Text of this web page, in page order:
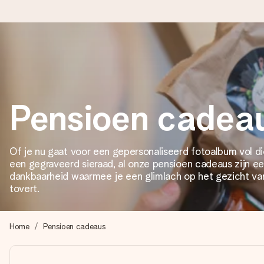
Voor 16:00 besteld, vandaag verzonden
We maken jouw cadeau met zorg en zorgen dat het
4,8 (gebaseerd op +8.000 reviews)
Onze cadeaus worden gewaardeerd. Klanten beoordelen ons
Je maakt in een paar stappen iets unieks – met haar naam,
Pensioen
Of je nu gaat voor een ​​gepersonaliseerd fotoalbum vol
een gegraveerd sieraad, al onze pensioen cadeaus zijn
dankbaarheid waarmee je een glimlach op het gezicht
tovert.
Home Pensioen cadeaus